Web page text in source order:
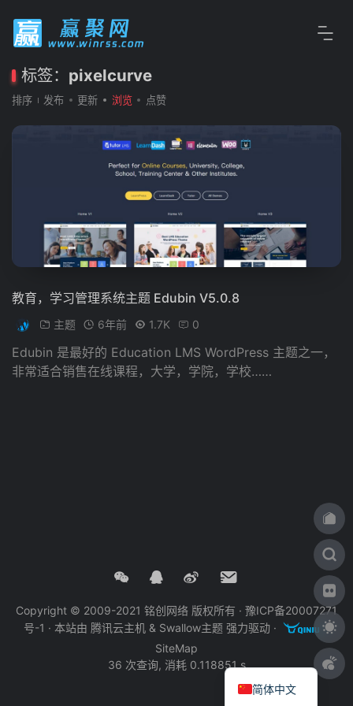
标签： pixelcurve
排序 发布 更新 浏览 点赞
教育，学习管理系统主题 Edubin V5.0.8
主题 6年前 1.7K 0
Edubin 是最好的 Education LMS WordPress 主题之一，
非常适合销售在线课程，大学，学院，学校……
Copyright © 2009-2021 铭创网络 版权所有 · 豫ICP备20007271
号-1 · 本站由 腾讯云主机 & Swallow主题 强力驱动 ·
·
SiteMap
36 次查询, 消耗 0.118851 s
简体中文